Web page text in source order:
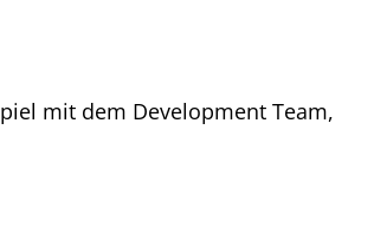
mit dem Development Team,